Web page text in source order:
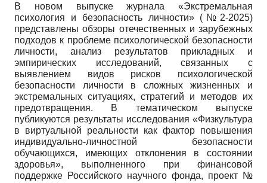
В новом выпуске журнала «Экстремальная
психология и безопасность личности» (№2-2025)
представлены обзоры отечественных и зарубежных
подходов к проблеме психологической безопасности
личности, анализ результатов прикладных и
эмпирических исследований, связанных с
выявлением видов рисков психологической
безопасности личности в сложных жизненных и
экстремальных ситуациях, стратегий и методов их
предотвращения. В тематическом выпуске
публикуются результаты исследования «Физкультура
в виртуальной реальности как фактор повышения
индивидуально-личностной безопасности
обучающихся, имеющих отклонения в состоянии
здоровья», выполненного при финансовой
поддержке Российского научного фонда, проект №